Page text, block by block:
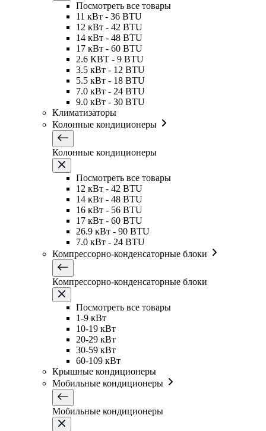
Посмотреть все товары
11 кВт - 36 BTU
12 кВт - 42 BTU
14 кВт - 48 BTU
17 кВт - 60 BTU
2.6 КВТ - 9 BTU
3.5 кВт - 12 BTU
5.5 кВт - 18 BTU
7.0 кВт - 24 BTU
9.0 кВт - 30 BTU
Климатизаторы
Колонные кондиционеры
Колонные кондиционеры
Посмотреть все товары
12 кВт - 42 BTU
14 кВт - 48 BTU
16 кВт - 56 BTU
17 кВт - 60 BTU
26.9 кВт - 90 BTU
7.0 кВт - 24 BTU
Компрессорно-конденсаторные блоки
Компрессорно-конденсаторные блоки
Посмотреть все товары
1-9 кВт
10-19 кВт
20-29 кВт
30-59 кВт
60-109 кВт
Крышные кондиционеры
Мобильные кондиционеры
Мобильные кондиционеры